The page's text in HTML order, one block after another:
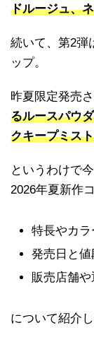
ドルージュ、
続いて、第2弾
ップ。
昨夏限定発売
るルースパウ
クキープミス
というわけで
2026年夏新作
特長やカ
発売日と値
販売店舗や
について紹介